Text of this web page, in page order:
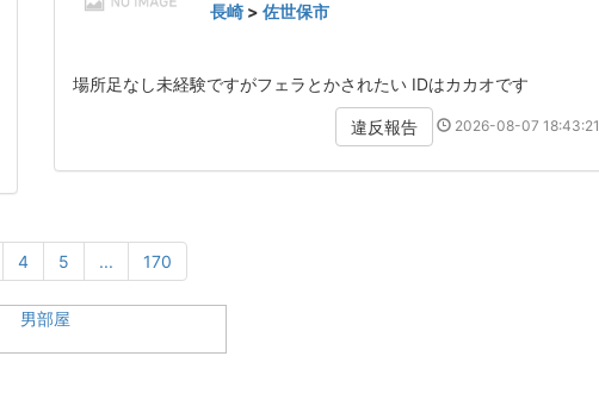
長崎 > 佐世保市
場所足なし未経験ですがフェラとかされたい IDはカカオです
違反報告 2026-08-07 18:43:21
4 5 ... 170